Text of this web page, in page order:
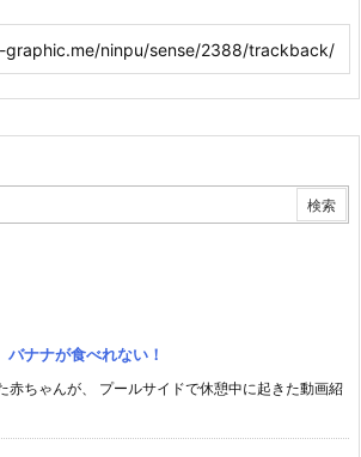
ナナが食べれない！
赤ちゃんが、 プールサイドで休憩中に起きた動画紹